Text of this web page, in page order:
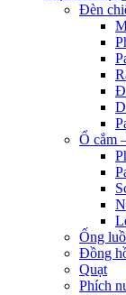
Đèn
Ổ cắm
Ống
Đồng
Quạt
Phích